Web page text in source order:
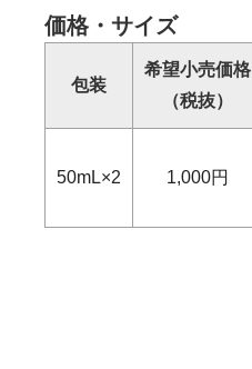
価格・サイズ
包装
希望小売価格
（税抜）
50mL×2 1,000円